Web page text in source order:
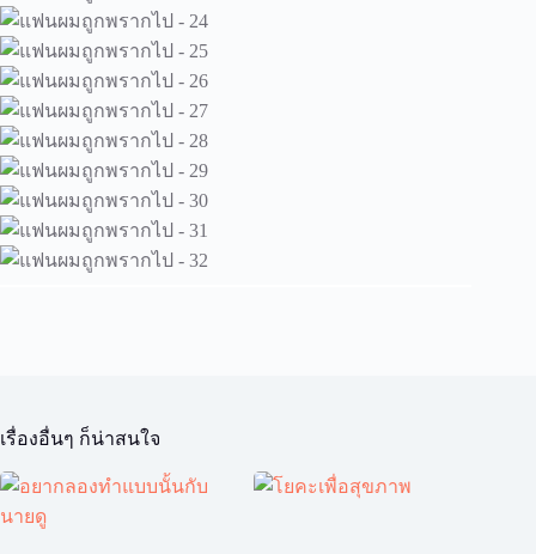
เรื่องอื่นๆ ก็น่าสนใจ